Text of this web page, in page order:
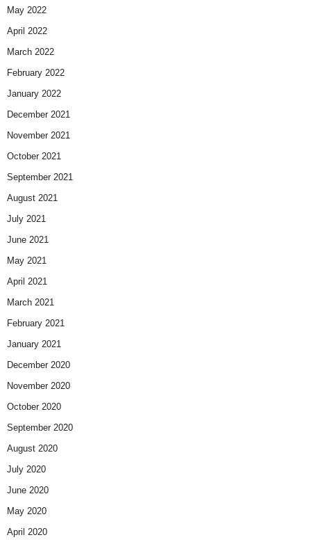
May 2022
April 2022
March 2022
February 2022
January 2022
December 2021
November 2021
October 2021
September 2021
August 2021
July 2021
June 2021
May 2021
April 2021
March 2021
February 2021
January 2021
December 2020
November 2020
October 2020
September 2020
August 2020
July 2020
June 2020
May 2020
April 2020